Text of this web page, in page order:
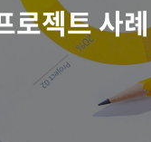
추천 검색어
WDMS
모빌리티 클라우드
로젝트 사례